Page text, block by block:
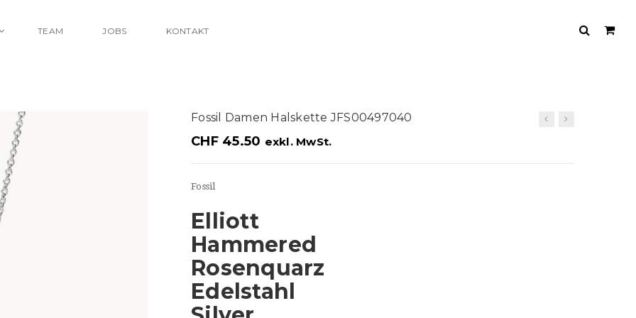
TEAM JOBS KONTAKT
Fossil Damen Halskette JFS00497040
CHF45.50 exkl. MwSt.
Fossil
Elliott
Hammered
Rosenquarz
Edelstahl